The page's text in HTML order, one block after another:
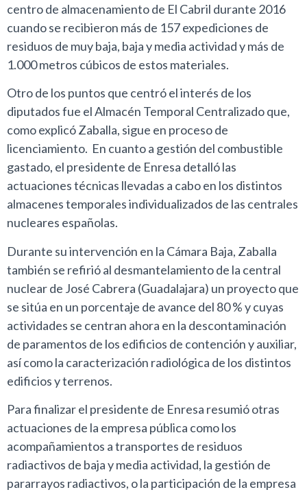
centro de almacenamiento de El Cabril durante 2016
cuando se recibieron más de 157 expediciones de
residuos de muy baja, baja y media actividad y más de
1.000 metros cúbicos de estos materiales.
Otro de los puntos que centró el interés de los
diputados fue el Almacén Temporal Centralizado que,
como explicó Zaballa, sigue en proceso de
licenciamiento. En cuanto a gestión del combustible
gastado, el presidente de Enresa detalló las
actuaciones técnicas llevadas a cabo en los distintos
almacenes temporales individualizados de las centrales
nucleares españolas.
Durante su intervención en la Cámara Baja, Zaballa
también se refirió al desmantelamiento de la central
nuclear de José Cabrera (Guadalajara) un proyecto que
se sitúa en un porcentaje de avance del 80 % y cuyas
actividades se centran ahora en la descontaminación
de paramentos de los edificios de contención y auxiliar,
así como la caracterización radiológica de los distintos
edificios y terrenos.
Para finalizar el presidente de Enresa resumió otras
actuaciones de la empresa pública como los
acompañamientos a transportes de residuos
radiactivos de baja y media actividad, la gestión de
pararrayos radiactivos, o la participación de la empresa